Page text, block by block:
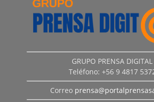
GRUPO PRENSA DIGITAL
Teléfono: +56 9 4817
Correo